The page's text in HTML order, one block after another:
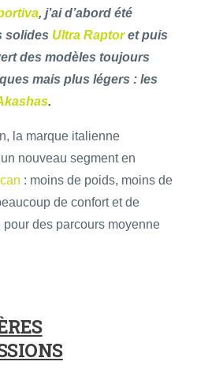
, j’ai d’abord été
solides Ultra Raptoret puis
des modèles toujours
mais plus légers : les
.
la marque italienne
nouveau segment en
: moins de poids, moins de
de confort et de
pour des parcours moyenne